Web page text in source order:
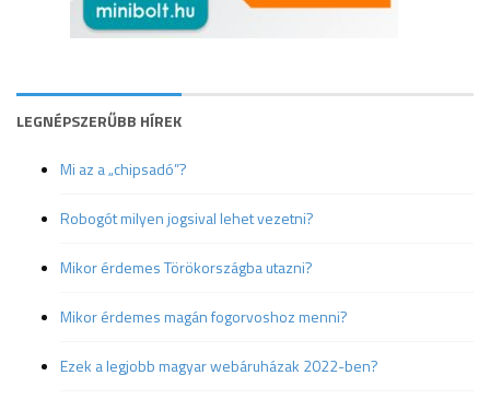
LEGNÉPSZERŰBB HÍREK
Mi az a „chipsadó”?
Robogót milyen jogsival lehet vezetni?
Mikor érdemes Törökországba utazni?
Mikor érdemes magán fogorvoshoz menni?
Ezek a legjobb magyar webáruházak 2022-ben?